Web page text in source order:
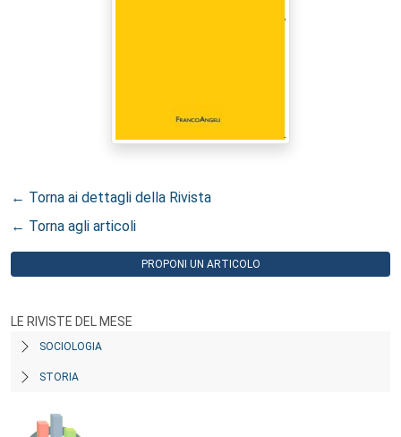
← Torna ai dettagli della Rivista
← Torna agli articoli
PROPONI UN ARTICOLO
LE RIVISTE DEL MESE
SOCIOLOGIA
STORIA